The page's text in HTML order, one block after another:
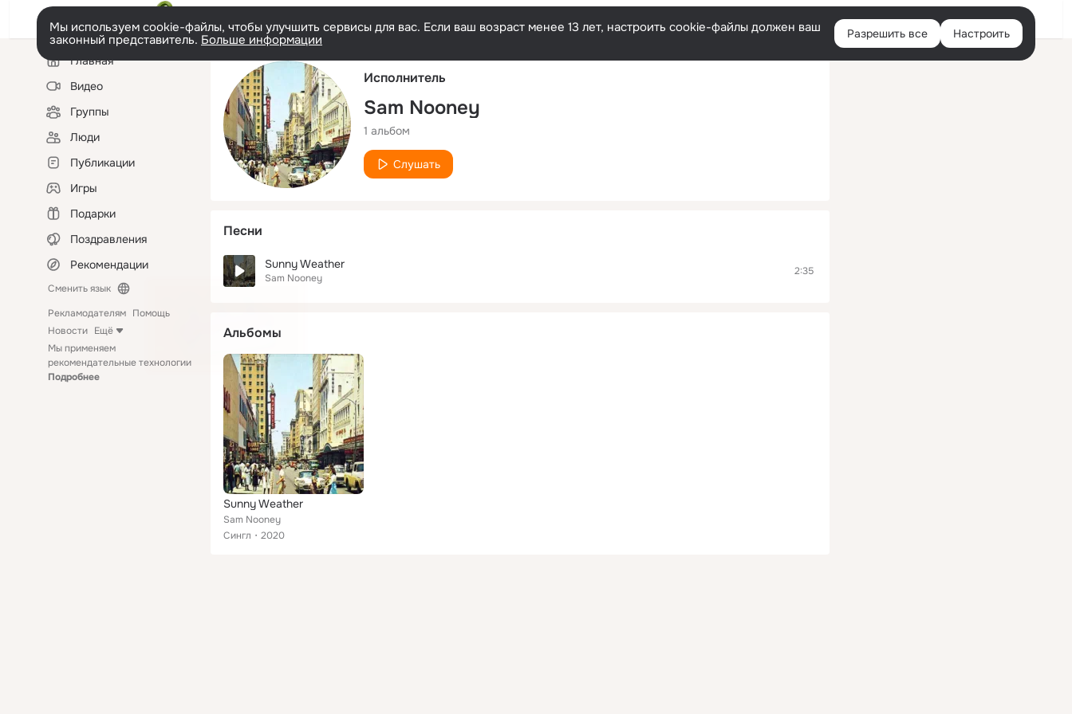
Русский Войти
Мы используем cookie-файлы, чтобы улучшить сервисы для вас. Если ваш возраст менее 13 лет, настроить cookie-файлы должен ваш
законный представитель. Больше информации Разрешить все Настроить
Левая
колонкаГлавная
Видео
Группы
Люди
Публикации
Игры
Подарки
Поздравления
Рекомендации
Сменить язык
Рекламодателям Помощь
Новости Ещё
Мы применяем
рекомендательные технологии
Подробнее
Исполнитель
Sam Nooney
1 альбом
Слушать
Песни
Sunny Weather
Sam Nooney
2:35
Альбомы
Sunny Weather
Sam Nooney
Сингл
2020